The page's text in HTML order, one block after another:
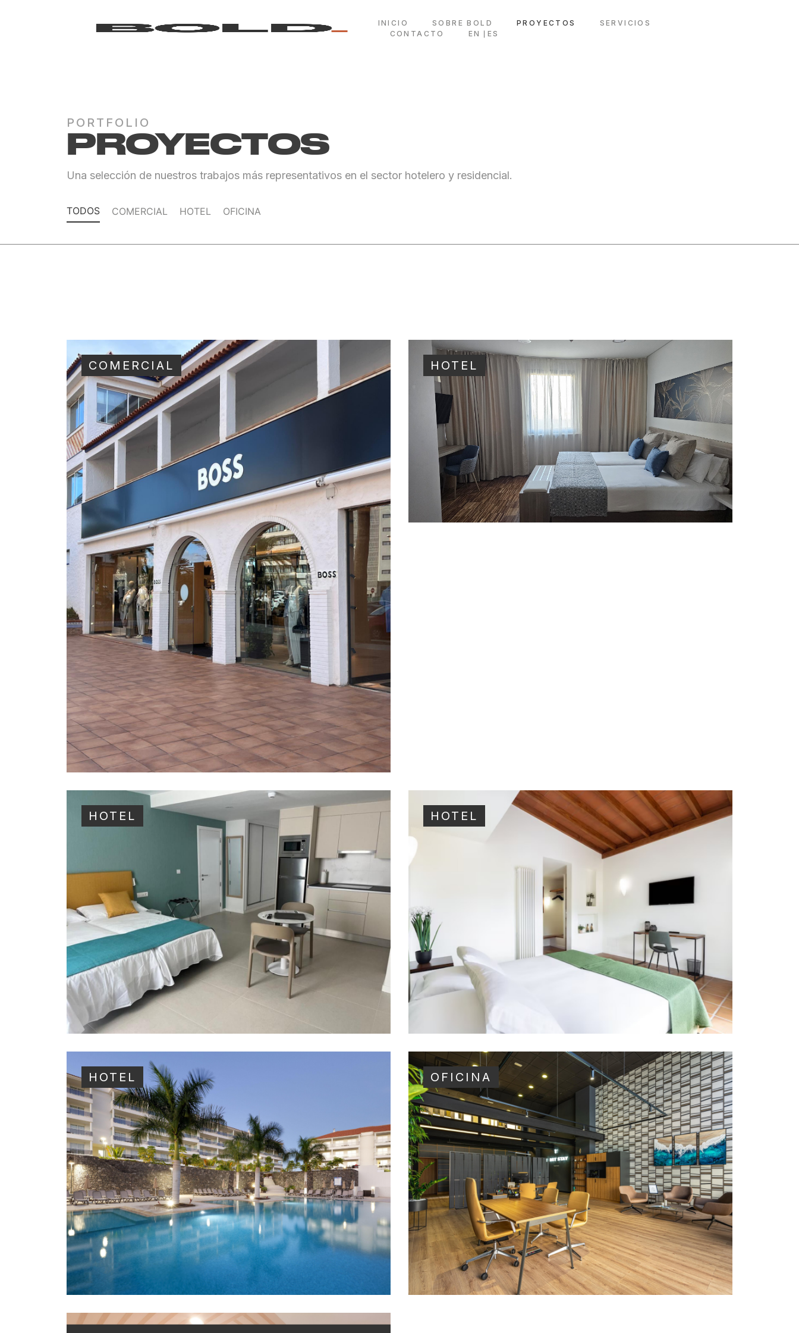
INICIO SOBRE BOLD PROYECTOS
SERVICIOS
CONTACTO
EN ES
PORTFOLIO
PROYECTOS
Una selección de nuestros trabajos más representativos en el sector hotelero y residencial.
COMERCIAL HOTEL OFICINA
TODOS
COMERCIAL
COMERCIAL·
TIENDAS BOSS
SUR DE TENERIFE
HOTEL
HOTEL ·2025
HOTEL ESCUELA SANTA CRUZ
SANTA CRUZ DE TENERIFE
HOTEL
HOTEL· 2024
HOTEL ALBATROS BY MALIBÚ
CALLAO SALVAJE, ADEJE, TENERIFE
HOTEL
HOTEL·2021
HOTEL ALTA MONTAÑA
VILAFLOR, TENERIFE
HOTEL
HOTEL·2021–2022
MARINELL COLLECTION PALM
MAR
PALM MAR, ARONA, TENERIFE
OFICINA
OFICINA·2024
FIRST STAY REAL ESTATE
PLAYA DE LAS AMÉRICAS, TENERIFE.